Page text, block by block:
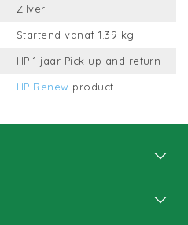
Zilver
Startend vanaf 1.39 kg
HP 1 jaar Pick up and return
HP Renew product